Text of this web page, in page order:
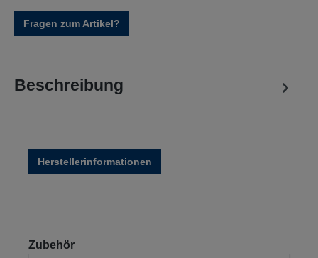
Fragen zum Artikel?
Beschreibung
Herstellerinformationen
Produktgalerie überspringen
Zubehör